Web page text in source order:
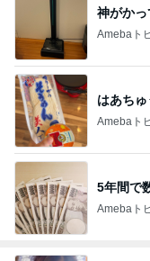
神がか
Amebaト
はあち
Amebaト
5年間で
Amebaト